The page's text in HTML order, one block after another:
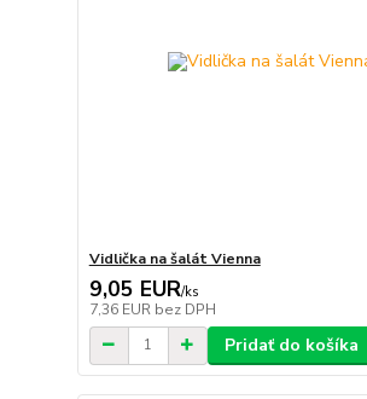
Vidlička na šalát Vienna
9,05 EUR/ks
7,36 EUR bez DPH
Pridať do košíka